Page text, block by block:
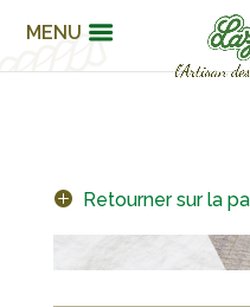
MENU
Retourner sur la